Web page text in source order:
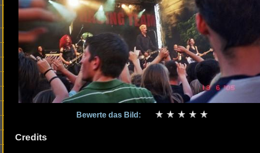
Bewerte das Bild:
Credits